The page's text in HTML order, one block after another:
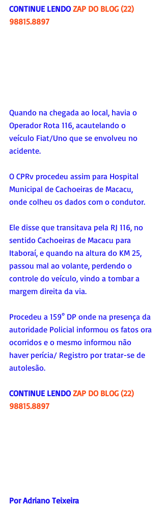
CONTINUE LENDO ZAP DO BLOG (22)
98815.8897
Quando na chegada ao local, havia o
Operador Rota 116, acautelando o
veículo Fiat/Uno que se envolveu no
acidente.
O CPRv procedeu assim para Hospital
Municipal de Cachoeiras de Macacu,
onde colheu os dados com o condutor.
Ele disse que transitava pela RJ 116, no
sentido Cachoeiras de Macacu para
Itaboraí, e quando na altura do KM 25,
passou mal ao volante, perdendo o
controle do veículo, vindo a tombar a
margem direita da via.
Procedeu a 159° DP onde na presença da
autoridade Policial informou os fatos ora
ocorridos e o mesmo informou não
haver perícia/ Registro por tratar-se de
autolesão.
CONTINUE LENDO ZAP DO BLOG (22)
98815.8897
Por Adriano Teixeira